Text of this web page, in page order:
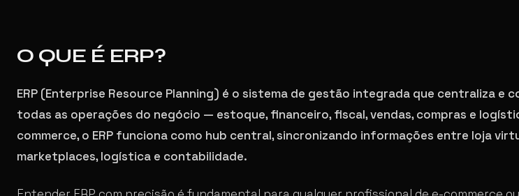
O QUE É ERP?
ERP (Enterprise Resource Planning) é o sistema de gestão integrada que centraliza e
todas as operações do negócio — estoque, financeiro, fiscal, vendas, compras e
commerce, o ERP funciona como hub central, sincronizando informações entre loja
marketplaces, logística e contabilidade.